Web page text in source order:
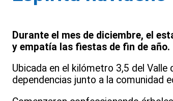
Durante el mes de diciembre, el
y empatía las fiestas de fin de año.
Ubicada en el kilómetro 3,5 del Valle
dependencias junto a la comunidad